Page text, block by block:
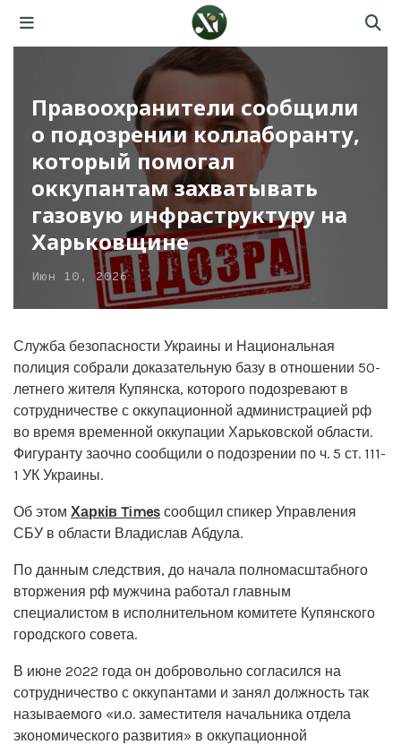
Правоохранители сообщили
о подозрении коллаборанту,
который помогал
оккупантам захватывать
газовую инфраструктуру на
Харьковщине
Июн 10, 2026
Служба безопасности Украины и Национальная
полиция собрали доказательную базу в отношении 50-
летнего жителя Купянска, которого подозревают в
сотрудничестве с оккупационной администрацией рф
во время временной оккупации Харьковской области.
Фигуранту заочно сообщили о подозрении по ч. 5 ст. 111-
1 УК Украины.
Об этом Харків Times сообщил спикер Управления
СБУ в области Владислав Абдула.
По данным следствия, до начала полномасштабного
вторжения рф мужчина работал главным
специалистом в исполнительном комитете Купянского
городского совета.
В июне 2022 года он добровольно согласился на
сотрудничество с оккупантами и занял должность так
называемого «и.о. заместителя начальника отдела
экономического развития» в оккупационной